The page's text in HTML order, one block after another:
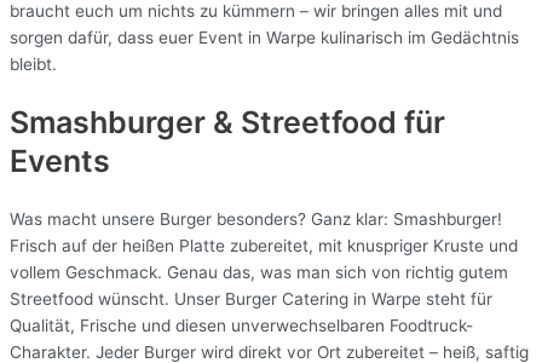
braucht euch um nichts zu kümmern – wir bringen alles mit und
sorgen dafür, dass euer Event in Warpe kulinarisch im Gedächtnis
bleibt.
Smashburger & Streetfood für
Events
Was macht unsere Burger besonders? Ganz klar: Smashburger!
Frisch auf der heißen Platte zubereitet, mit knuspriger Kruste und
vollem Geschmack. Genau das, was man sich von richtig gutem
Streetfood wünscht. Unser Burger Catering in Warpe steht für
Qualität, Frische und diesen unverwechselbaren Foodtruck-
Charakter. Jeder Burger wird direkt vor Ort zubereitet – heiß, saftig